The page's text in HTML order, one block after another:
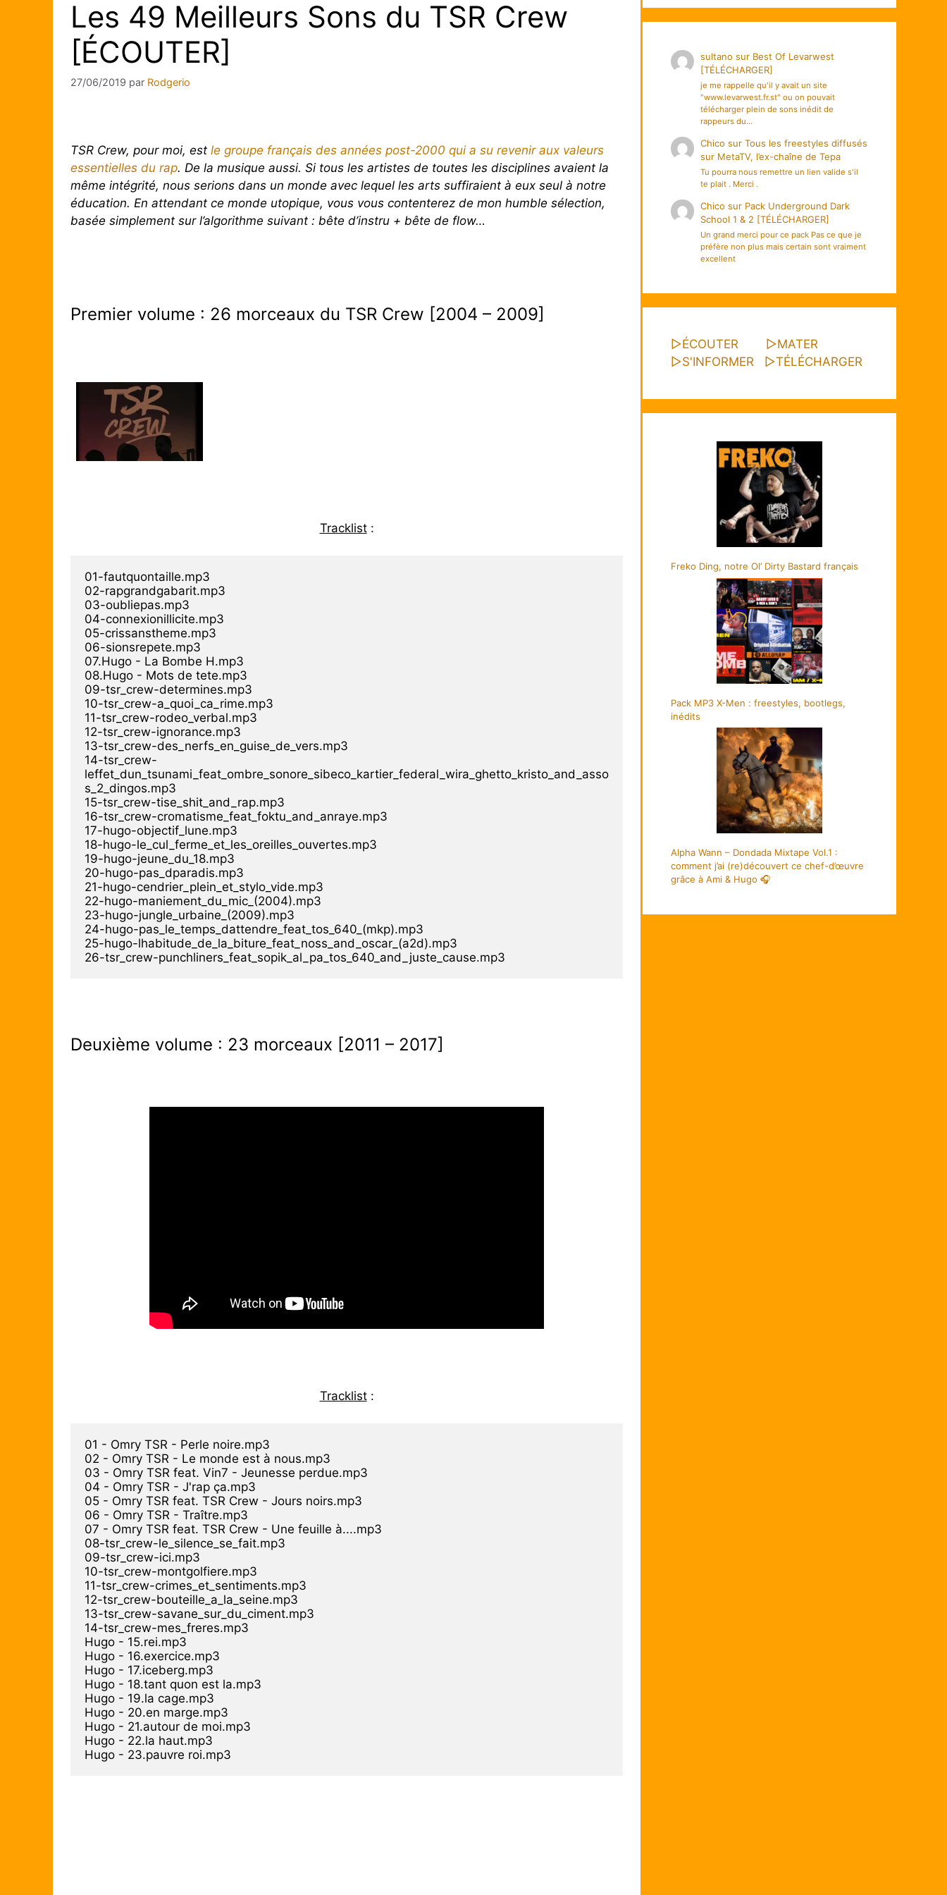
Les 49 Meilleurs Sons du TSR Crew
[ÉCOUTER]
27/06/2019 par Rodgerio
TSR Crew, pour moi, est le groupe français des années post-2000 qui a su revenir aux valeurs
essentielles du rap. De la musique aussi. Si tous les artistes de toutes les disciplines avaient la
même intégrité, nous serions dans un monde avec lequel les arts suffiraient à eux seul à notre
éducation. En attendant ce monde utopique, vous vous contenterez de mon humble sélection,
basée simplement sur l’algorithme suivant : bête d’instru + bête de flow…
Premier volume : 26 morceaux du TSR Crew [2004 – 2009]
Tracklist:
01-fautquontaille.mp3
02-rapgrandgabarit.mp3
03-oubliepas.mp3
04-connexionillicite.mp3
05-crissanstheme.mp3
06-sionsrepete.mp3
07.Hugo - La Bombe H.mp3
08.Hugo - Mots de tete.mp3
09-tsr_crew-determines.mp3
10-tsr_crew-a_quoi_ca_rime.mp3
11-tsr_crew-rodeo_verbal.mp3
12-tsr_crew-ignorance.mp3
13-tsr_crew-des_nerfs_en_guise_de_vers.mp3
14-tsr_crew-
leffet_dun_tsunami_feat_ombre_sonore_sibeco_kartier_federal_wira_ghetto_kristo_and_asso
s_2_dingos.mp3
15-tsr_crew-tise_shit_and_rap.mp3
16-tsr_crew-cromatisme_feat_foktu_and_anraye.mp3
17-hugo-objectif_lune.mp3
18-hugo-le_cul_ferme_et_les_oreilles_ouvertes.mp3
19-hugo-jeune_du_18.mp3
20-hugo-pas_dparadis.mp3
21-hugo-cendrier_plein_et_stylo_vide.mp3
22-hugo-maniement_du_mic_(2004).mp3
23-hugo-jungle_urbaine_(2009).mp3
24-hugo-pas_le_temps_dattendre_feat_tos_640_(mkp).mp3
25-hugo-lhabitude_de_la_biture_feat_noss_and_oscar_(a2d).mp3
Deuxième volume : 23 morceaux [2011 – 2017]
Tracklist:
01 - Omry TSR - Perle noire.mp3
02 - Omry TSR - Le monde est à nous.mp3
03 - Omry TSR feat. Vin7 - Jeunesse perdue.mp3
04 - Omry TSR - J'rap ça.mp3
05 - Omry TSR feat. TSR Crew - Jours noirs.mp3
06 - Omry TSR - Traître.mp3
07 - Omry TSR feat. TSR Crew - Une feuille à....mp3
08-tsr_crew-le_silence_se_fait.mp3
09-tsr_crew-ici.mp3
10-tsr_crew-montgolfiere.mp3
11-tsr_crew-crimes_et_sentiments.mp3
12-tsr_crew-bouteille_a_la_seine.mp3
13-tsr_crew-savane_sur_du_ciment.mp3
14-tsr_crew-mes_freres.mp3
Hugo - 15.rei.mp3
Hugo - 16.exercice.mp3
Hugo - 17.iceberg.mp3
Hugo - 18.tant quon est la.mp3
Hugo - 19.la cage.mp3
Hugo - 20.en marge.mp3
Hugo - 21.autour de moi.mp3
Hugo - 22.la haut.mp3
sultano sur Best Of Levarwest
[TÉLÉCHARGER]
je me rappelle qu'il y avait un site
"www.levarwest.fr.st" ou on pouvait
télécharger plein de sons inédit de
rappeurs du…
Chico surTous les freestyles diffusés
sur MetaTV, l’ex-chaîne de Tepa
Tu pourra nous remettre un lien valide s'il
te plait . Merci .
Chico sur Pack Underground Dark
School 1 & 2 [TÉLÉCHARGER]
Un grand merci pour ce pack Pas ce que je
préfère non plus mais certain sont vraiment
excellent
▷ÉCOUTER ▷MATER
▷S'INFORMER ▷TÉLÉCHARGER
Freko Ding, notre Ol’ Dirty Bastard français
Pack MP3 X-Men : freestyles, bootlegs,
inédits
Alpha Wann – Dondada Mixtape Vol.1 :
comment j’ai (re)découvert ce chef-d’œuvre
grâce à Ami & Hugo 🎧